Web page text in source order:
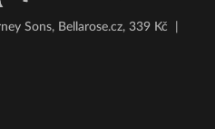
Sons, Bellarose.cz, 339 Kč